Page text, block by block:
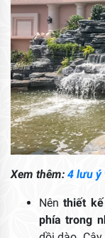
Xem thêm: 4 lưu ý
Nên thiết
phía trong